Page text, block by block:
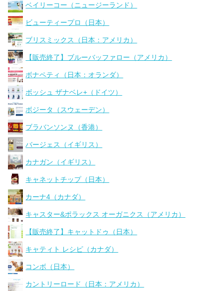
ベイリーコー（ニュージーランド）
ビューティープロ（日本）
ブリスミックス（日本：アメリカ）
【販売終了】ブルーバッファロー（アメリカ）
ボナペティ（日本：オランダ）
ボッシュ ザナベレ+（ドイツ）
ボジータ（スウェーデン）
ブラバンソンヌ（香港）
バージェス（イギリス）
カナガン（イギリス）
キャネットチップ（日本）
カーナ4（カナダ）
キャスター&ポラックス オーガニクス（アメリカ）
【販売終了】キャットドゥ（日本）
キャティト レシピ（カナダ）
コンボ（日本）
カントリーロード（日本：アメリカ）